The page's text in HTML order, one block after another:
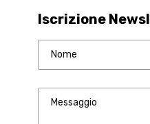
Iscrizione